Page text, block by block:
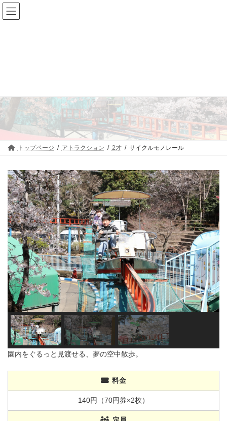
コ
ン
テ
ナ
ビ
ゲ
トップページ アトラクション 2才 サイクルモノレール
園内をぐるっと見渡せる、夢の空中散歩。
料金
140円（70円券×2枚）